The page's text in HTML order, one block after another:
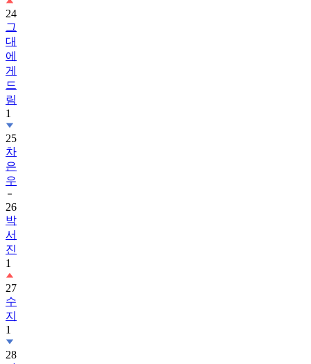
24
그
대
에
게
드
림
1
25
차
은
우
26
박
서
진
1
27
수
지
1
28